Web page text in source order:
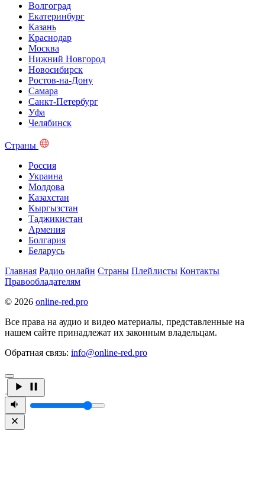
Волгоград
Екатеринбург
Казань
Краснодар
Москва
Нижний Новгород
Новосибирск
Ростов-на-Дону
Самара
Санкт-Петербург
Уфа
Челябинск
Страны
Россия
Украина
Молдова
Казахстан
Кыргызстан
Таджикистан
Армения
Болгария
Беларусь
Главная Радио онлайн Страны Плейлисты Контакты
Правообладателям
© 2026 online-red.pro
Все права на аудио и видео материалы, представленные на
нашем сайте принадлежат их законным владельцам.
Обратная связь: info@online-red.pro